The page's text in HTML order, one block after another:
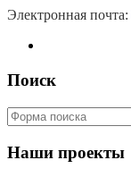
Электронная почта:
Поиск
Наши проекты